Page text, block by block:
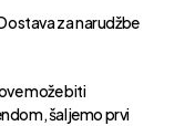
za narudžbe
može biti
šaljemo prvi